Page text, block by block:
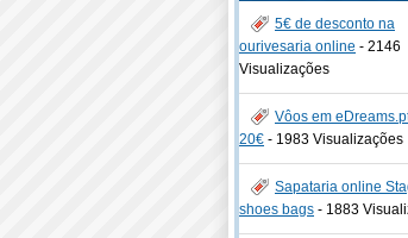
5€ de desconto na
ourivesaria online - 2146
Visualizações
Vôos em
20€ - 1983 Visualizações
Sapataria online
shoes bags - 1883